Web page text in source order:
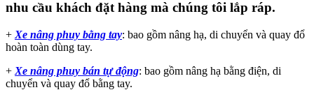
nhu cầu khách đặt hàng mà chúng tôi lắp ráp.
+ Xe nâng phuy bằng tay: bao gồm nâng hạ, di chuyển và quay đổ
hoàn toàn dùng tay.
+ Xe nâng phuy bán tự động: bao gồm nâng hạ bằng điện, di
chuyển và quay đổ bằng tay.